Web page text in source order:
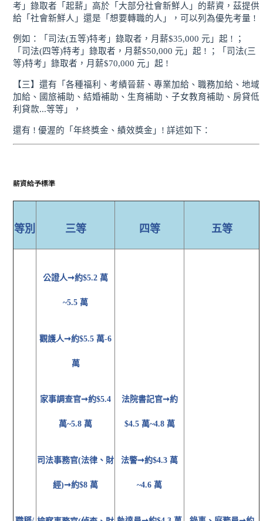
考」錄取者「起薪」高於「大部分社會新鮮人」的薪資，茲提供
給「社會新鮮人」還是「想要轉職的人」，可以列為優先考量 !
例如：「司法(五等)特考」錄取者，月薪$35,000 元」起 ! ；
「司法(四等)特考」錄取者，月薪$50,000 元」起 ! ；「司法(三
等)特考」錄取者，月薪$70,000 元」起 !
【三】還有「各種福利、考績晉薪、專業加給、職務加給、地域
加給、國旅補助、結婚補助、生育補助、子女教育補助、房貸低
利貸款...等等」，
還有 ! 優渥的「年終獎金、績效獎金」! 詳述如下：
薪資給予標準
等別 三等 四等 五等
公證人➞約$5.2 萬
~5.5 萬
觀護人➞約$5.5 萬-6
萬
家事調查官➞約$5.4
萬~5.8 萬
司法事務官(法律、財
經)➞約$8 萬
法院書記官➞約
$4.5 萬~4.8 萬
法警➞約$4.3 萬
~4.6 萬